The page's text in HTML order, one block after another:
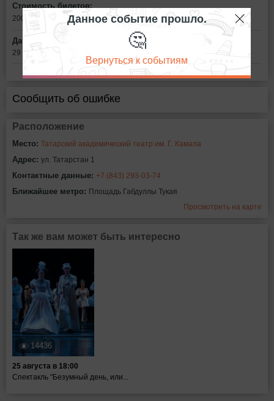
Стоимость билетов:
200 - 800 рублей
Дата:
29 октября в 18:00
Сообщить об ошибке
Расположение
Место: Татарский академический театр им. Г. Камала
Адрес: ул. Татарстан 1
Контактные данные: +7 (843) 293-03-74
Ближайшее метро: Площадь Габдуллы Тукая
Просмотреть на карте
Так же вам может быть интересно
14436
25 августа в 18:00
Спектакль "Безумный день, или...
Данное событие прошло.
🤔
Вернуться к событиям